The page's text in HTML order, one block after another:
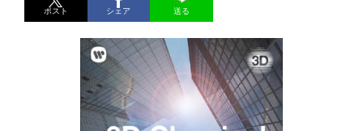
ポスト シェア 送る